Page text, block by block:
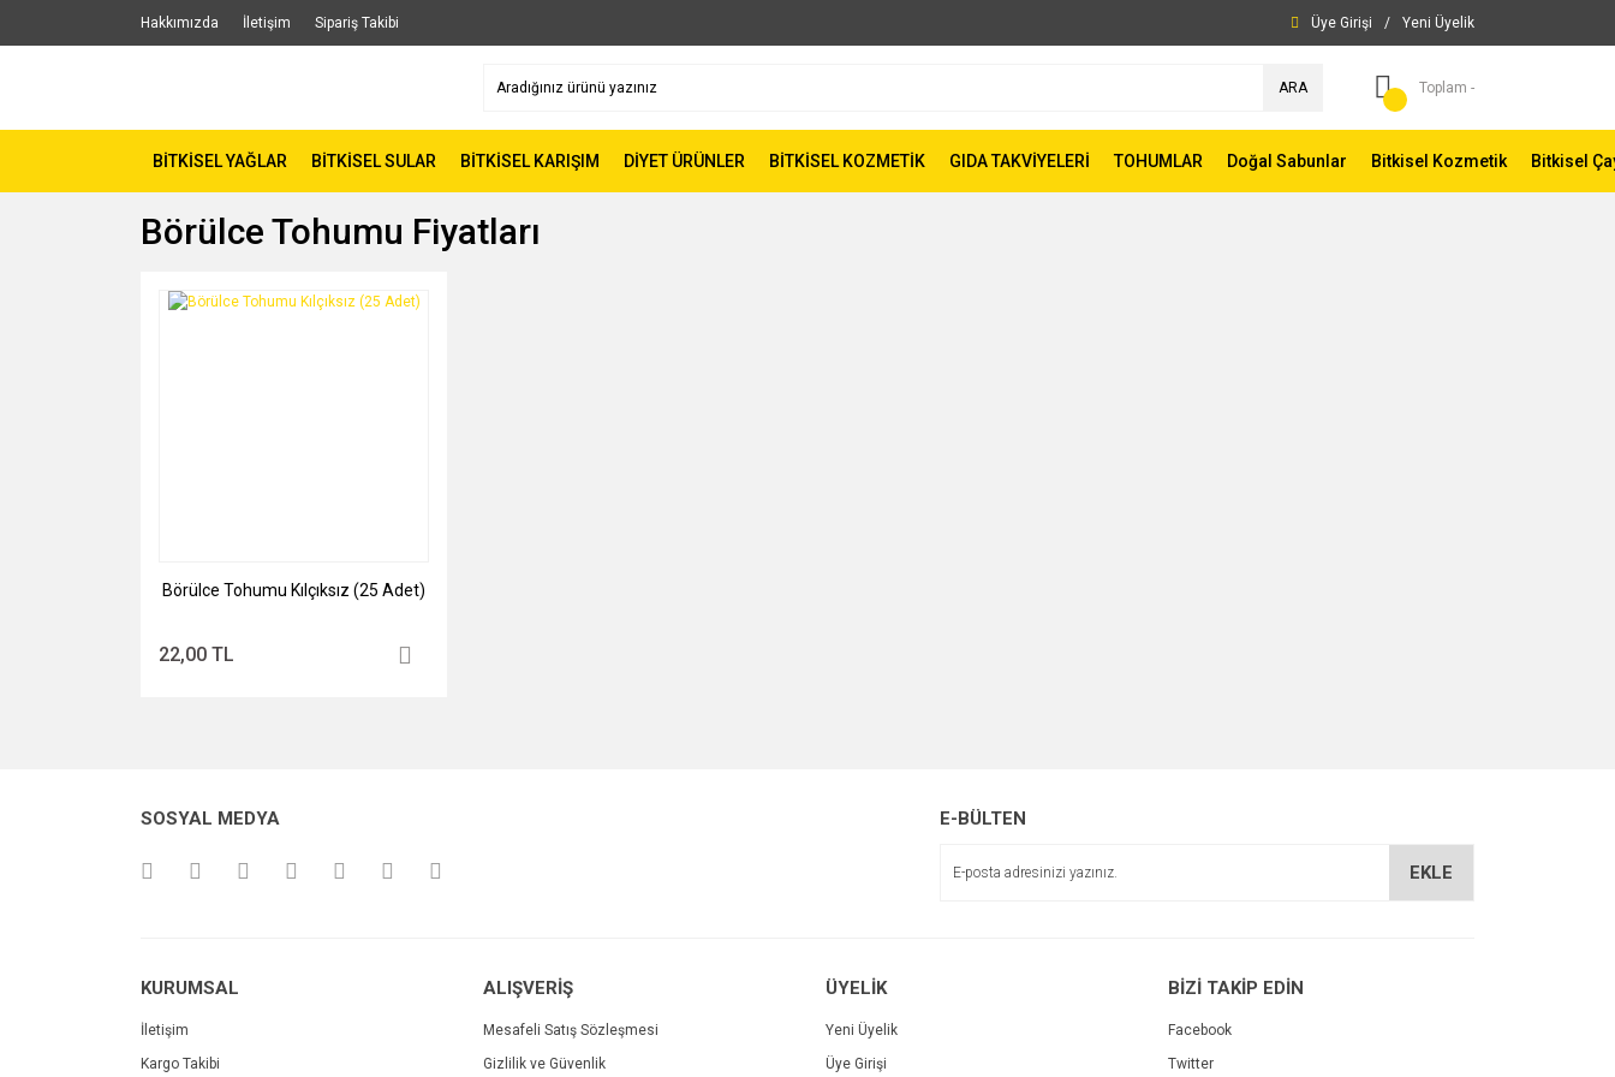
Hakkımızda İletişim Sipariş Takibi Üye Girişi / Yeni Üyelik
ARA Toplam -
BİTKİSEL YAĞLAR BİTKİSEL SULAR BİTKİSEL KARIŞIM DİYET ÜRÜNLER BİTKİSEL KOZMETİK GIDA TAKVİYELERİ TOHUMLAR Doğal Sabunlar Bitkisel Kozmetik Bitkisel
Börülce Tohumu Fiyatları
Börülce Tohumu Kılçıksız (25 Adet)
22,00 TL
SOSYAL MEDYA E-BÜLTEN
EKLE
KURUMSAL
İletişim
Kargo Takibi
ALIŞVERİŞ
Mesafeli Satış Sözleşmesi
Gizlilik ve Güvenlik
ÜYELİK
Yeni Üyelik
Üye Girişi
BİZİ TAKİP EDİN
Facebook
Twitter